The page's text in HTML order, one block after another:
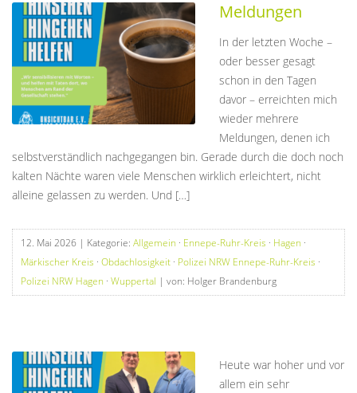
Meldungen
In der letzten Woche –
oder besser gesagt
schon in den Tagen
davor – erreichten mich
wieder mehrere
Meldungen, denen ich
selbstverständlich nachgegangen bin. Gerade durch die doch noch
kalten Nächte waren viele Menschen wirklich erleichtert, nicht
alleine gelassen zu werden. Und […]
12. Mai 2026 | Kategorie: Allgemein · Ennepe-Ruhr-Kreis · Hagen ·
Märkischer Kreis · Obdachlosigkeit · Polizei NRW Ennepe-Ruhr-Kreis ·
Polizei NRW Hagen · Wuppertal | von: Holger Brandenburg
Heute war hoher und vor
allem ein sehr